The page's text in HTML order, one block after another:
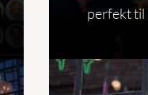
perfekt til